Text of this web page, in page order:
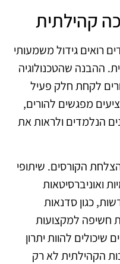
קהילתית
לילדים רואים גידול משמעותי
ההבנה שהטכנולוגיה
לקחת חלק פעיל
מפגשים להורים,
הנלמדים ולראות את
הקורסים. שיתופי
ואוניברסיטאות
כגון סדנאות
חשיפה למקצועות
שיכולים להוות יתרון
הקהילתית לא רק